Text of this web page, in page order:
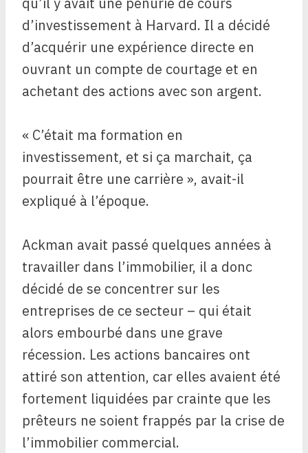
d’investissement à Harvard. Il a décidé
d’acquérir une expérience directe en
ouvrant un compte de courtage et en
achetant des actions avec son argent.
« C’était ma formation en
investissement, et si ça marchait, ça
pourrait être une carrière », avait-il
expliqué à l’époque.
Ackman avait passé quelques années à
travailler dans l’immobilier, il a donc
décidé de se concentrer sur les
entreprises de ce secteur – qui était
alors embourbé dans une grave
récession. Les actions bancaires ont
attiré son attention, car elles avaient été
fortement liquidées par crainte que les
prêteurs ne soient frappés par la crise de
l’immobilier commercial.